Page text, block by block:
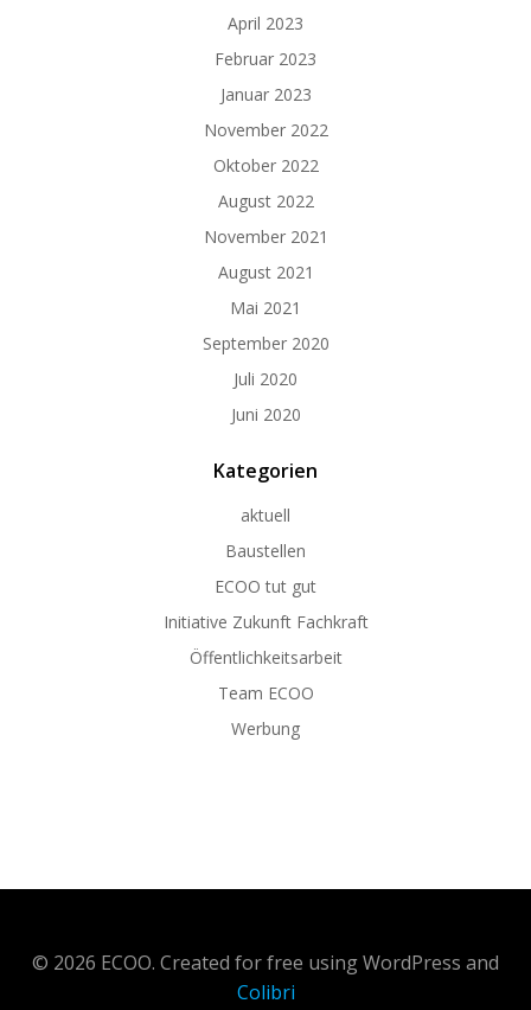
April 2023
Februar 2023
Januar 2023
November 2022
Oktober 2022
August 2022
November 2021
August 2021
Mai 2021
September 2020
Juli 2020
Juni 2020
Kategorien
aktuell
Baustellen
ECOO tut gut
Initiative Zukunft Fachkraft
Öffentlichkeitsarbeit
Team ECOO
Werbung
© 2026 ECOO. Created for free using WordPress and
Colibri